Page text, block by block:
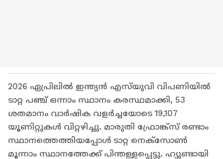
2026 ഏപ്രിലിൽ ഇന്ത്യൻ എസ്‌യുവി വിപണിയിൽ
ടാറ്റ പഞ്ച് ഒന്നാം സ്ഥാനം കരസ്ഥമാക്കി, 53
ശതമാനം വാർഷിക വളർച്ചയോടെ 19,107
യൂണിറ്റുകൾ വിറ്റഴിച്ചു. മാരുതി ഫ്രോങ്ക്സ് രണ്ടാം
സ്ഥാനത്തെത്തിയപ്പോൾ ടാറ്റ നെക്സോൺ
മൂന്നാം സ്ഥാനത്തേക്ക് പിന്തള്ളപ്പെട്ടു. ഹ്യുണ്ടായി